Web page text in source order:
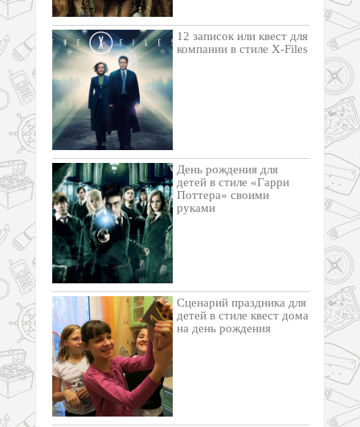
12 записок или квест для
компании в стиле X-Files
День рождения для
детей в стиле «Гарри
Поттера» своими
руками
Cценарий праздника для
детей в стиле квест дома
на день рождения